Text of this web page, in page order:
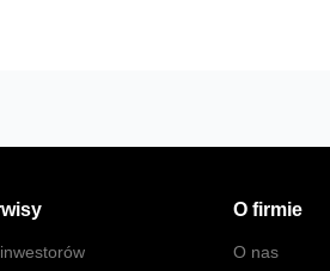
O firmie
O nas